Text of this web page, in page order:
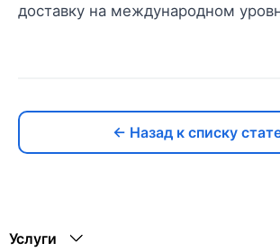
доставку на международном
← Назад к списку
Услуги